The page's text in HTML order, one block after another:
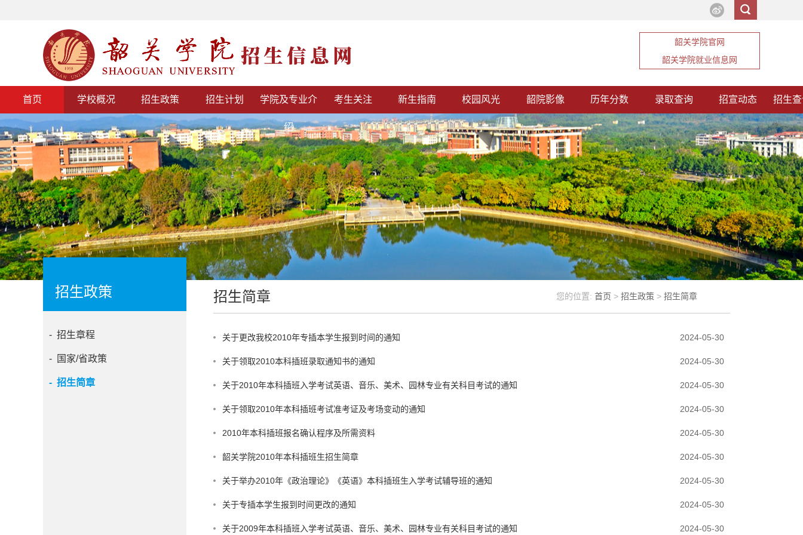
韶关学院官网
韶关学院就业信息网
首页 学校概况 招生政策 招生计划 学院及专业介
绍
考生关注 新生指南 校园风光 韶院影像 历年分数 录取查询 招宣动态 招生
招生政策
- 招生章程
- 国家/省政策
- 招生简章
招生简章 您的位置: 首页 > 招生政策 > 招生简章
2024-05-30
关于更改我校2010年专插本学生报到时间的通知
2024-05-30
关于领取2010本科插班录取通知书的通知
2024-05-30
关于2010年本科插班入学考试英语、音乐、美术、园林专业有关科目考试的通知
2024-05-30
关于领取2010年本科插班考试准考证及考场变动的通知
2024-05-30
2010年本科插班报名确认程序及所需资料
2024-05-30
韶关学院2010年本科插班生招生简章
2024-05-30
关于举办2010年《政治理论》《英语》本科插班生入学考试辅导班的通知
2024-05-30
关于专插本学生报到时间更改的通知
2024-05-30
关于2009年本科插班入学考试英语、音乐、美术、园林专业有关科目考试的通知